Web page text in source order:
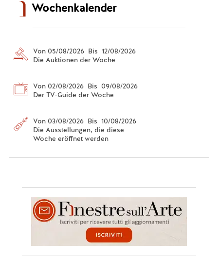
Wochenkalender
Von 05/08/2026 Bis 12/08/2026
Die Auktionen der Woche
Von 02/08/2026 Bis 09/08/2026
Der TV-Guide der Woche
Von 03/08/2026 Bis 10/08/2026
Die Ausstellungen, die diese
Woche eröffnet werden